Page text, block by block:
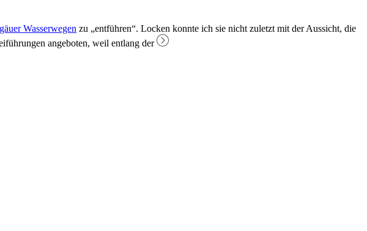
Wasserwegen zu „entführen“. Locken konnte ich sie nicht zuletzt mit der Aussicht, die
angeboten, weil entlang der